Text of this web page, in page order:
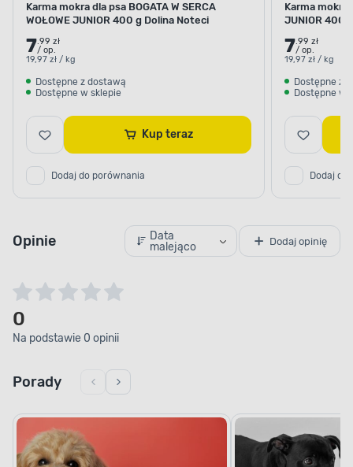
Karma mokra dla psa BOGATA W SERCA
WOŁOWE JUNIOR 400 g Dolina Noteci
7.99 zł
/ op.
19,97 zł / kg
Dostępne z dostawą
Dostępne w sklepie
Kup teraz
Dodaj do porównania
Karma mokra
JUNIOR 400
7.99 zł
/ op.
19,97 zł / kg
Dostępne z
Dostępne w
Dodaj do
Opinie
Data
malejąco
Dodaj opinię
0
Na podstawie 0 opinii
Porady